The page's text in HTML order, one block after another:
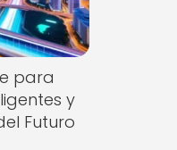
para
y
Futuro